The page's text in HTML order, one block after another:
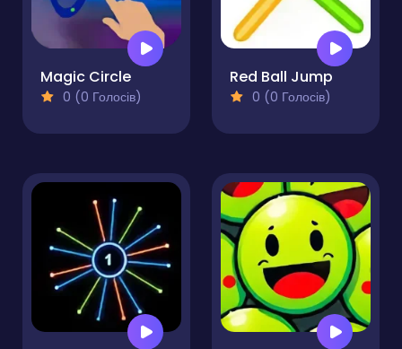
Magic Circle
0 (0 Голосів)
Red Ball Jump
0 (0 Голосів)